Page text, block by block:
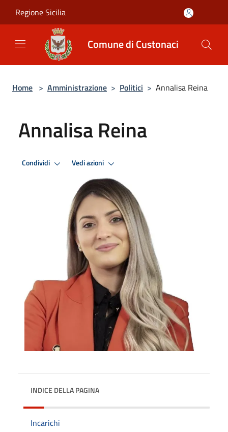
Regione Sicilia
Comune di Custonaci
Home > Amministrazione > Politici > Annalisa Reina
Annalisa Reina
Condividi Vedi azioni
INDICE DELLA PAGINA
Incarichi